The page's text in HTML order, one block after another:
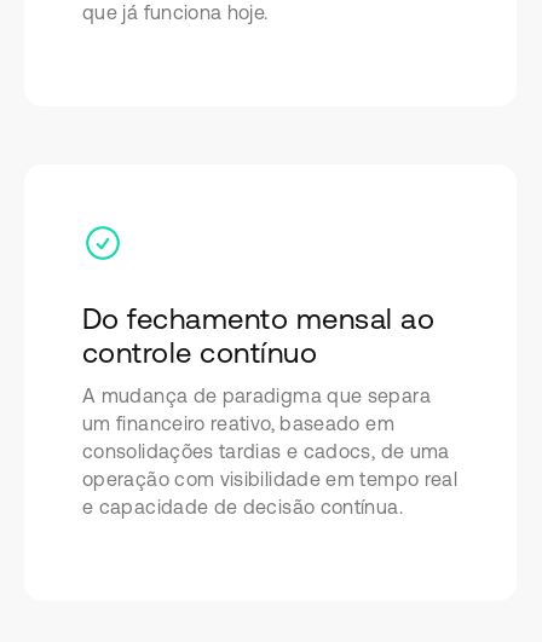
que já funciona hoje.
Do fechamento mensal ao
controle contínuo
A mudança de paradigma que separa
um financeiro reativo, baseado em
consolidações tardias e cadocs, de uma
operação com visibilidade em tempo real
e capacidade de decisão contínua.